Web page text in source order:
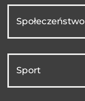
Społeczeństwo
Sport